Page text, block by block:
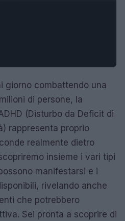
giorno combattendo una
di persone, la
(Disturbo da Deficit di
rappresenta proprio
realmente dietro
insieme i vari tipi
manifestarsi e i
rivelando anche
che potrebbero
Sei pronta a scoprire di